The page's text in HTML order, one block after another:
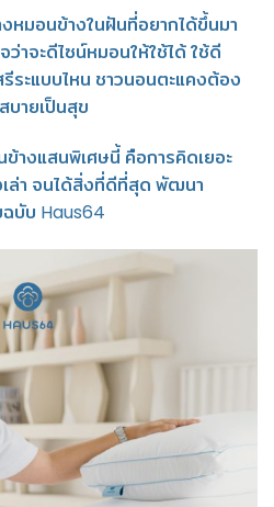
หมอนข้างในฝันที่อยากได้ขึ้นมา
ว่าจะดีไซน์หมอนให้ใช้ได้ ใช้ดี
ระแบบไหน ชาวนอนตะแคงต้อง
บายเป็นสุข
างแสนพิเศษนี้ คือการคิดเยอะ
ล่า จนได้สิ่งที่ดีที่สุด พัฒนา
บับ Haus64